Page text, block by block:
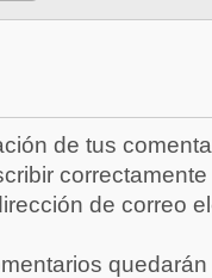
de tus
de correo